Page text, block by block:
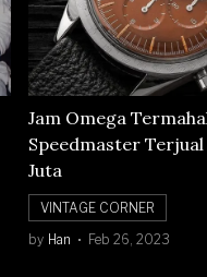
Jam Omega
Speedmaster Terjual
Juta
VINTAGE CORNER
by Han Feb 26, 2023